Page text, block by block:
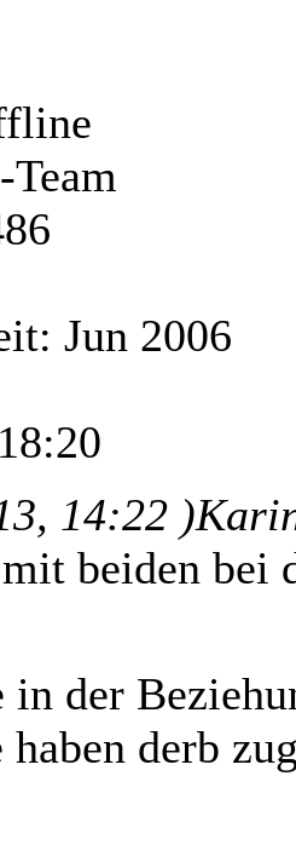
Jun 2006
14:22 )
beiden bei
in der
derb